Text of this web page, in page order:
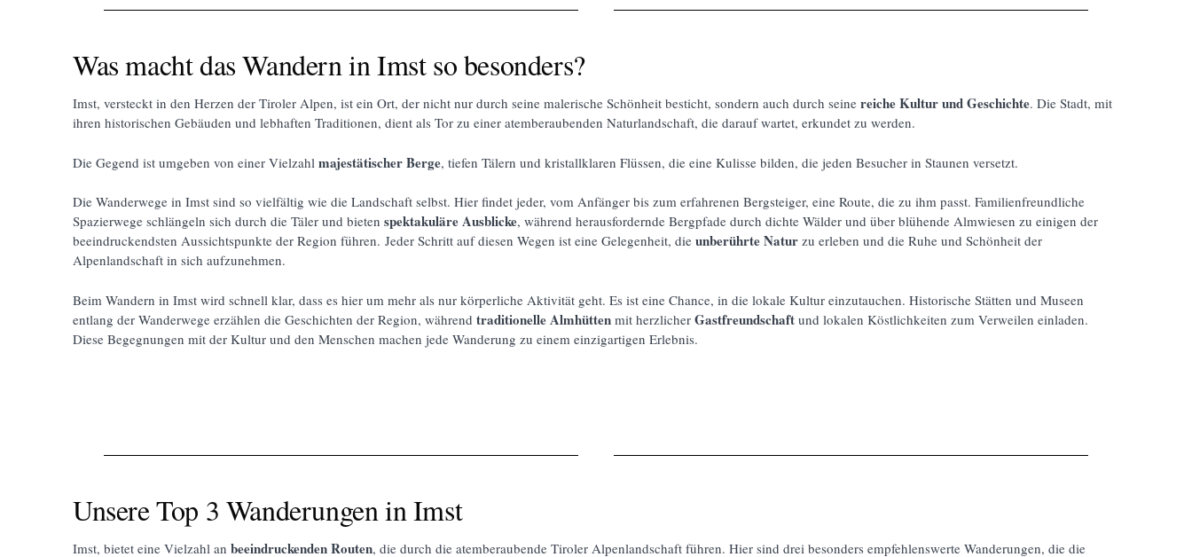
Was macht das Wandern in Imst so besonders?
Imst, versteckt in den Herzen der Tiroler Alpen, ist ein Ort, der nicht nur durch seine malerische Schönheit besticht, sondern auch durch seine reiche Kultur und Geschichte. Die Stadt, mit
ihren historischen Gebäuden und lebhaften Traditionen, dient als Tor zu einer atemberaubenden Naturlandschaft, die darauf wartet, erkundet zu werden.
Die Gegend ist umgeben von einer Vielzahl majestätischer Berge, tiefen Tälern und kristallklaren Flüssen, die eine Kulisse bilden, die jeden Besucher in Staunen versetzt.
Die Wanderwege in Imst sind so vielfältig wie die Landschaft selbst. Hier findet jeder, vom Anfänger bis zum erfahrenen Bergsteiger, eine Route, die zu ihm passt. Familienfreundliche
Spazierwege schlängeln sich durch die Täler und bieten spektakuläre Ausblicke, während herausfordernde Bergpfade durch dichte Wälder und über blühende Almwiesen zu einigen der
beeindruckendsten Aussichtspunkte der Region führen. Jeder Schritt auf diesen Wegen ist eine Gelegenheit, die unberührte Natur zu erleben und die Ruhe und Schönheit der
Alpenlandschaft in sich aufzunehmen.
Beim Wandern in Imst wird schnell klar, dass es hier um mehr als nur körperliche Aktivität geht. Es ist eine Chance, in die lokale Kultur einzutauchen. Historische Stätten und Museen
entlang der Wanderwege erzählen die Geschichten der Region, während traditionelle Almhütten mit herzlicher Gastfreundschaft und lokalen Köstlichkeiten zum Verweilen einladen.
Diese Begegnungen mit der Kultur und den Menschen machen jede Wanderung zu einem einzigartigen Erlebnis.
Unsere Top 3 Wanderungen in Imst
Imst, bietet eine Vielzahl an beeindruckenden Routen, die durch die atemberaubende Tiroler Alpenlandschaft führen. Hier sind drei besonders empfehlenswerte Wanderungen, die die